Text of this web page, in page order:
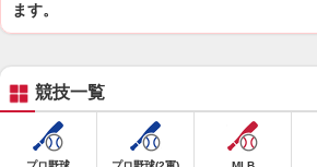
ます。
競技一覧